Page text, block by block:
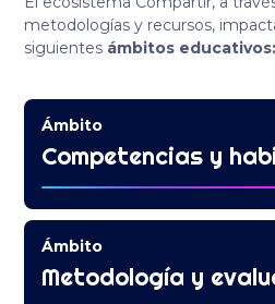
metodologías y recursos,
siguientes ámbitos educativos:
Ámbito
Competencias y
Ámbito
Metodología y